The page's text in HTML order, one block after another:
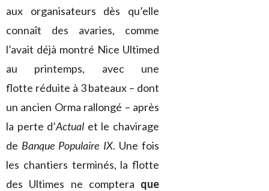
aux organisateurs dès qu’elle
connaît des avaries, comme
l’avait déjà montré Nice Ultimed
au printemps, avec une
flotte réduite à 3 bateaux – dont
un ancien Orma rallongé – après
la perte d’Actual et le chavirage
de Banque Populaire IX. Une fois
les chantiers terminés, la flotte
des Ultimes ne comptera que